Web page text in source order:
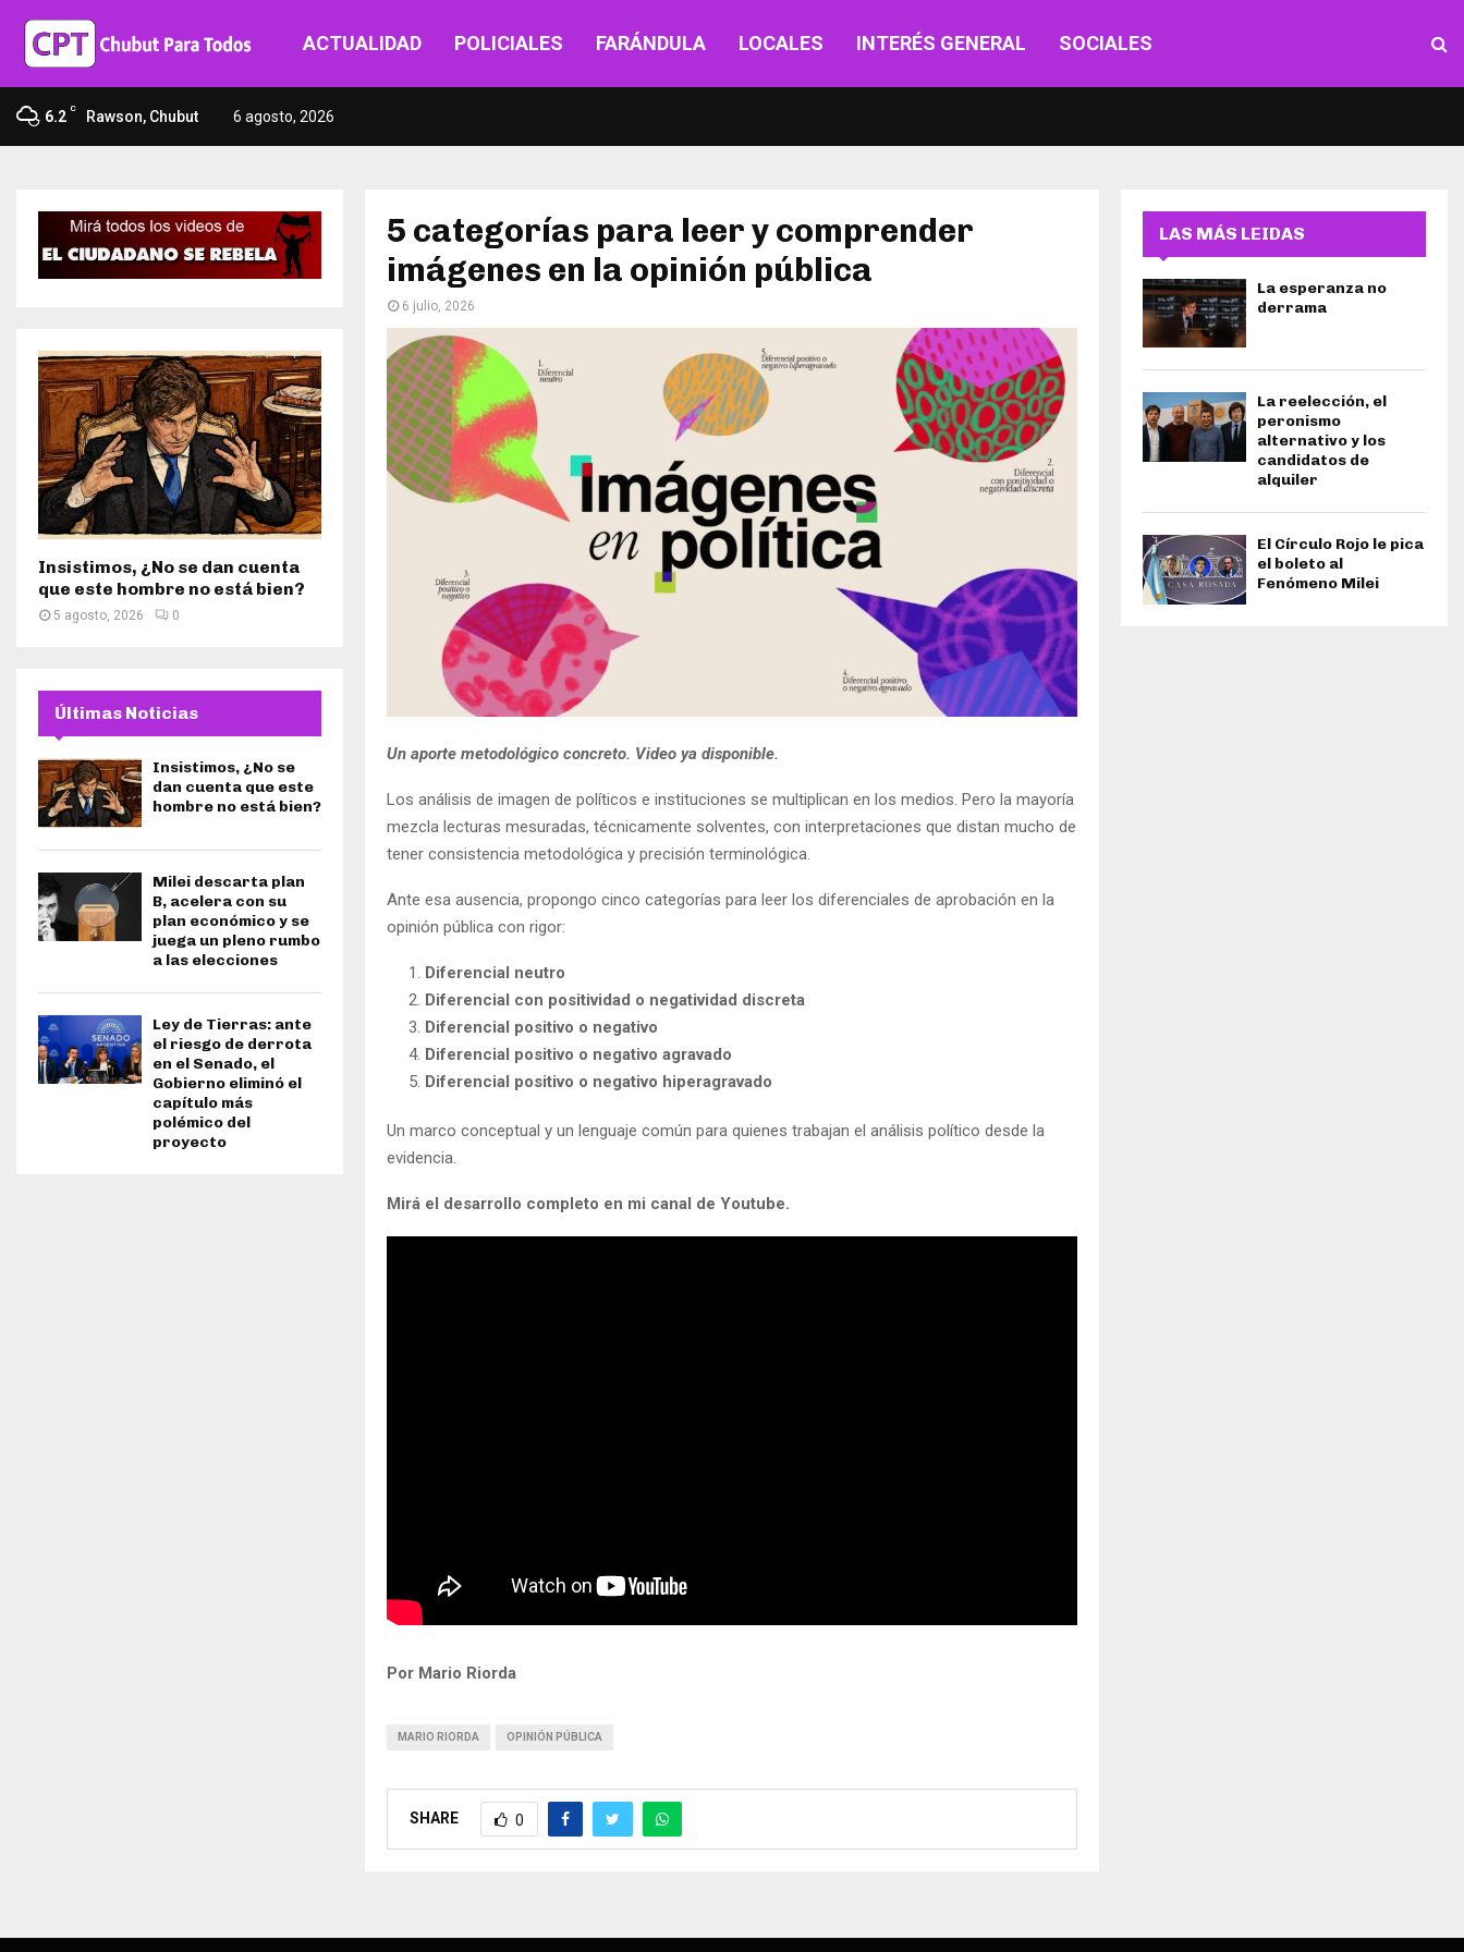
ACTUALIDAD POLICIALES FARÁNDULA LOCALES INTERÉS GENERAL SOCIALES
6.2 C Rawson, Chubut 6 agosto, 2026
5 categorías para leer y comprender
imágenes en la opinión pública
6 julio, 2026
Un aporte metodológico concreto. Video ya disponible.
Los análisis de imagen de políticos e instituciones se multiplican en los medios. Pero la mayoría
mezcla lecturas mesuradas, técnicamente solventes, con interpretaciones que distan mucho de
tener consistencia metodológica y precisión terminológica.
Ante esa ausencia, propongo cinco categorías para leer los diferenciales de aprobación en la
opinión pública con rigor:
Diferencial neutro
Diferencial con positividad o negatividad discreta
Diferencial positivo o negativo
Diferencial positivo o negativo agravado
Diferencial positivo o negativo hiperagravado
Un marco conceptual y un lenguaje común para quienes trabajan el análisis político desde la
evidencia.
Mirá el desarrollo completo en mi canal de Youtube.
Por Mario Riorda
MARIO RIORDA OPINIÓN PÚBLICA
SHARE 0
Insistimos, ¿No se dan cuenta
que este hombre no está bien?
5 agosto, 2026 0
Últimas Noticias
Insistimos, ¿No se
dan cuenta que este
hombre no está bien?
Milei descarta plan
B, acelera con su
plan económico y se
juega un pleno rumbo
a las elecciones
Ley de Tierras: ante
el riesgo de derrota
en el Senado, el
Gobierno eliminó el
capítulo más
polémico del
proyecto
LAS MÁS LEIDAS
La esperanza no
derrama
La reelección, el
peronismo
alternativo y los
candidatos de
alquiler
El Círculo Rojo le pica
el boleto al
Fenómeno Milei